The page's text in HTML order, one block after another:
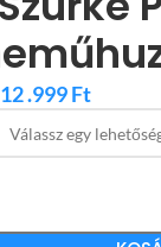
12 .999Ft